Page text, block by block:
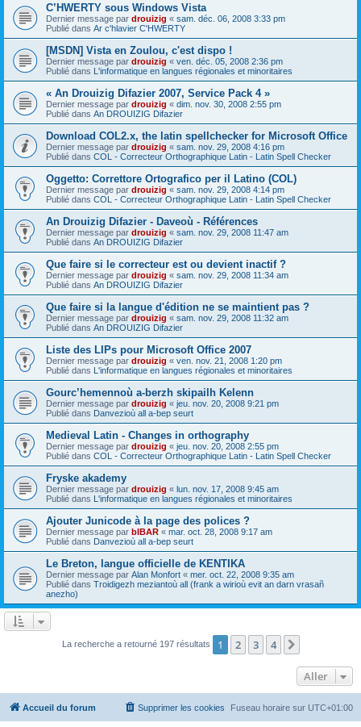
C’HWERTY sous Windows Vista
Dernier message par drouizig « sam. déc. 06, 2008 3:33 pm
Publié dans Ar c'hlavier C'HWERTY
[MSDN] Vista en Zoulou, c'est dispo !
Dernier message par drouizig « ven. déc. 05, 2008 2:36 pm
Publié dans L'informatique en langues régionales et minoritaires
« An Drouizig Difazier 2007, Service Pack 4 »
Dernier message par drouizig « dim. nov. 30, 2008 2:55 pm
Publié dans An DROUIZIG Difazier
Download COL2.x, the latin spellchecker for Microsoft Office
Dernier message par drouizig « sam. nov. 29, 2008 4:16 pm
Publié dans COL - Correcteur Orthographique Latin - Latin Spell Checker
Oggetto: Correttore Ortografico per il Latino (COL)
Dernier message par drouizig « sam. nov. 29, 2008 4:14 pm
Publié dans COL - Correcteur Orthographique Latin - Latin Spell Checker
An Drouizig Difazier - Daveoù - Références
Dernier message par drouizig « sam. nov. 29, 2008 11:47 am
Publié dans An DROUIZIG Difazier
Que faire si le correcteur est ou devient inactif ?
Dernier message par drouizig « sam. nov. 29, 2008 11:34 am
Publié dans An DROUIZIG Difazier
Que faire si la langue d'édition ne se maintient pas ?
Dernier message par drouizig « sam. nov. 29, 2008 11:32 am
Publié dans An DROUIZIG Difazier
Liste des LIPs pour Microsoft Office 2007
Dernier message par drouizig « ven. nov. 21, 2008 1:20 pm
Publié dans L'informatique en langues régionales et minoritaires
Gourc’hemennoù a-berzh skipailh Kelenn
Dernier message par drouizig « jeu. nov. 20, 2008 9:21 pm
Publié dans Danvezioù all a-bep seurt
Medieval Latin - Changes in orthography
Dernier message par drouizig « jeu. nov. 20, 2008 2:55 pm
Publié dans COL - Correcteur Orthographique Latin - Latin Spell Checker
Fryske akademy
Dernier message par drouizig « lun. nov. 17, 2008 9:45 am
Publié dans L'informatique en langues régionales et minoritaires
Ajouter Junicode à la page des polices ?
Dernier message par bIBAR « mar. oct. 28, 2008 9:17 am
Publié dans Danvezioù all a-bep seurt
Le Breton, langue officielle de KENTIKA
Dernier message par Alan Monfort « mer. oct. 22, 2008 9:35 am
Publié dans Troidigezh meziantoù all (frank a wirioù evit an darn vrasañ
anezho)
La recherche a retourné 197 résultats 1 2 3 4
Aller
Accueil du forum Fuseau horaire sur UTC+01:00
Supprimer les cookies